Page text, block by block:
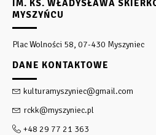
IM. KS. WŁADYSŁAWA
MYSZYŃCU
Plac Wolności 58, 07-430 Myszyniec
DANE KONTAKTOWE
kulturamyszyniec@gmail.com
rckk@myszyniec.pl
+48 29 77 21 363